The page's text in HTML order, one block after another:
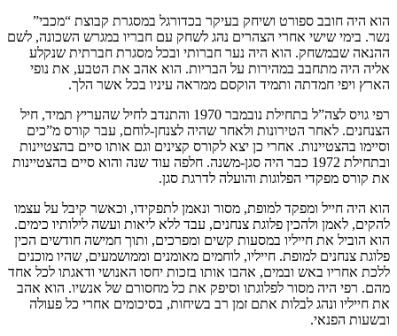
הוא היה חובב ספורט ושיחק בעיקר בכדורגל במסגרת קבוצת “מכבי”
נשר. בימי שישי אחרי הצהרים נהג לשחק עם חבריו במגרש השכונה, לשם
ההנאה שבמשחק. הוא היה נער חברותי ובכל מסגרת חברתית שנקלע
אליה היה מתחבב במהירות על הבריות. הוא אהב את הטבע, את נופי
הארץ ויפי חמדתה ותמיד הוקסם ממראה עיניו בכל אשר הלך.
רפי גויס לצה”ל בתחילת נובמבר 1970 והתנדב לחיל שהעריץ תמיד, חיל
הצנחנים. לאחר הטירונות ולאחר שהיה לצנחן-לוחם, עבר קורס מ”כים
וסיימו בהצטיינות. אחרי כן יצא לקורס קצינים וגם אותו סיים בהצטיינות
ובתחילת 1972 כבר היה סגן-משנה. חלפה עוד שנה והוא סיים בהצטיינות
את קורס מפקדי הפלוגות והועלה לדרגת סגן.
הוא היה חייל ומפקד למופת, מסור ונאמן לתפקידו, וכאשר קיבל על עצמו
להקים, לאמן ולהכין פלוגת צנחנים, עבד ללא ליאות ועשה לילותיו כימים.
הוא הוביל את חייליו במסעות קשים ומפרכים, ותוך חמישה חודשים הכין
פלוגת צנחנים למופת. חייליו, לוחמים מאומנים וממושמעים, שהיו מוכנים
ללכת אחריו באש ובמים, אהבו אותו בזכות יחסו האנושי ודאגתו לכל אחד
מהם. רפי היה מסור לפלוגתו וסיפק את כל מחסורם של אנשיו. הוא אהב
את חייליו ונהג לבלות אתם זמן רב בשיחות, בסיכומים אחרי כל פעולה
ובשעות הפנאי.